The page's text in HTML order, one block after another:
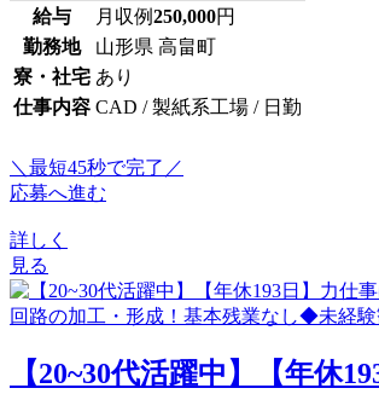
給与 月収例250,000円
勤務地
山形県 高畠町
寮・社宅 あり
仕事内容 CAD / 製紙系工場 / 日勤
＼最短45秒で完了／
応募へ進む
詳しく
見る
【20~30代活躍中】【年休